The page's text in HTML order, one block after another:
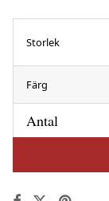
Storlek
Färg
Antal